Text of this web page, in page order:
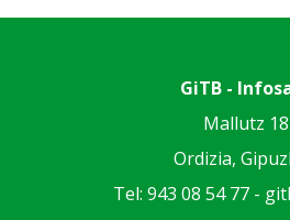
GiTB -
Mallutz 18
Ordizia,
Tel: 943 08 54 77 -